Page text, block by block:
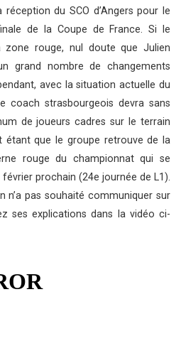
du SCO d’Angers pour le
de la Coupe de France. Si le
zone rouge, nul doute que Julien
grand nombre de changements
avec la situation actuelle du
coach strasbourgeois devra sans
de joueurs cadres sur le terrain
étant que le groupe retrouve de la
rouge du championnat qui se
prochain (24e journée de L1).
n’a pas souhaité communiquer sur
ses explications dans la vidéo ci-